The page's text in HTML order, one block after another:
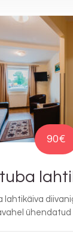
90€
lahtikäiva
ühendatud